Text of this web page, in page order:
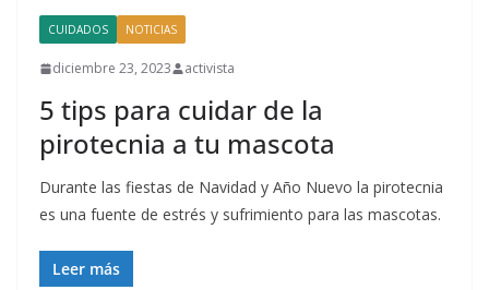
CUIDADOS NOTICIAS
diciembre 23, 2023 activista
5 tips para cuidar de la
pirotecnia a tu mascota
Durante las fiestas de Navidad y Año Nuevo la pirotecnia
es una fuente de estrés y sufrimiento para las mascotas.
Leer más